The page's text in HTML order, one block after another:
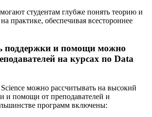
студентам глубже понять теорию и
практике, обеспечивая всестороннее
поддержки и помощи можно
на курсах по Data
можно рассчитывать на высокий
и помощи от преподавателей и
программ включены: